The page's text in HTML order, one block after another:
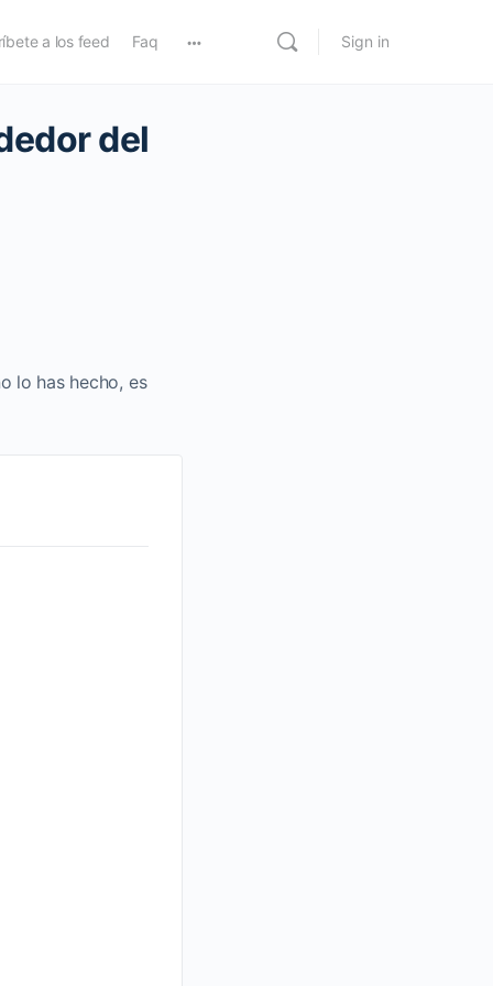
a los feed Faq Sign in
del
lo has hecho, es